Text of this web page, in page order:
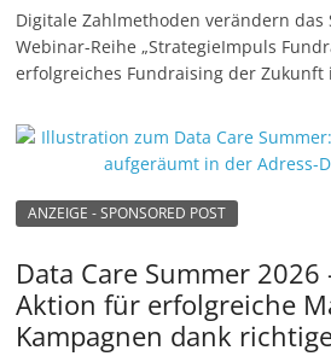
Digitale Zahlmethoden verändern das
Webinar-Reihe „StrategieImpuls
erfolgreiches Fundraising der Zukunft
ANZEIGE - SPONSORED POST
Data Care Summer 2026
Aktion für erfolgreiche
Kampagnen dank